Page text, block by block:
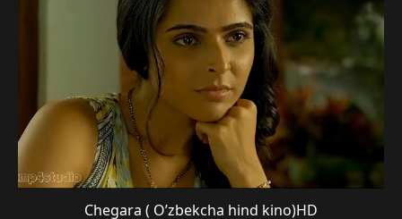
Chegara ( O’zbekcha hind kino)HD